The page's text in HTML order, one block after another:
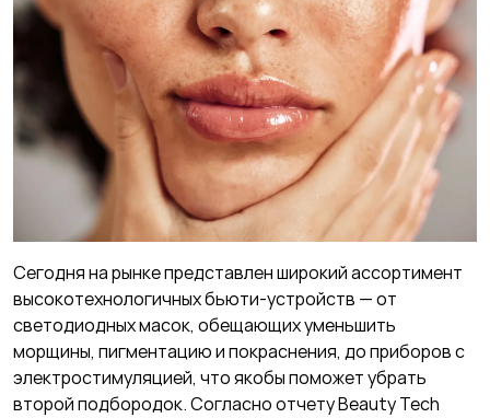
Сегодня на рынке представлен широкий ассортимент
высокотехнологичных бьюти-устройств — от
светодиодных масок, обещающих уменьшить
морщины, пигментацию и покраснения, до приборов с
электростимуляцией, что якобы поможет убрать
второй подбородок. Согласно отчету Beauty Tech